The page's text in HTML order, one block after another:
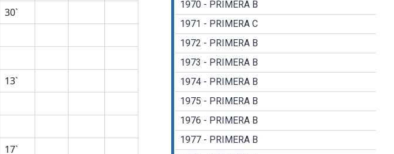
30`
13`
17`
1970 - PRIMERA B
1971 - PRIMERA C
1972 - PRIMERA B
1973 - PRIMERA B
1974 - PRIMERA B
1975 - PRIMERA B
1976 - PRIMERA B
1977 - PRIMERA B